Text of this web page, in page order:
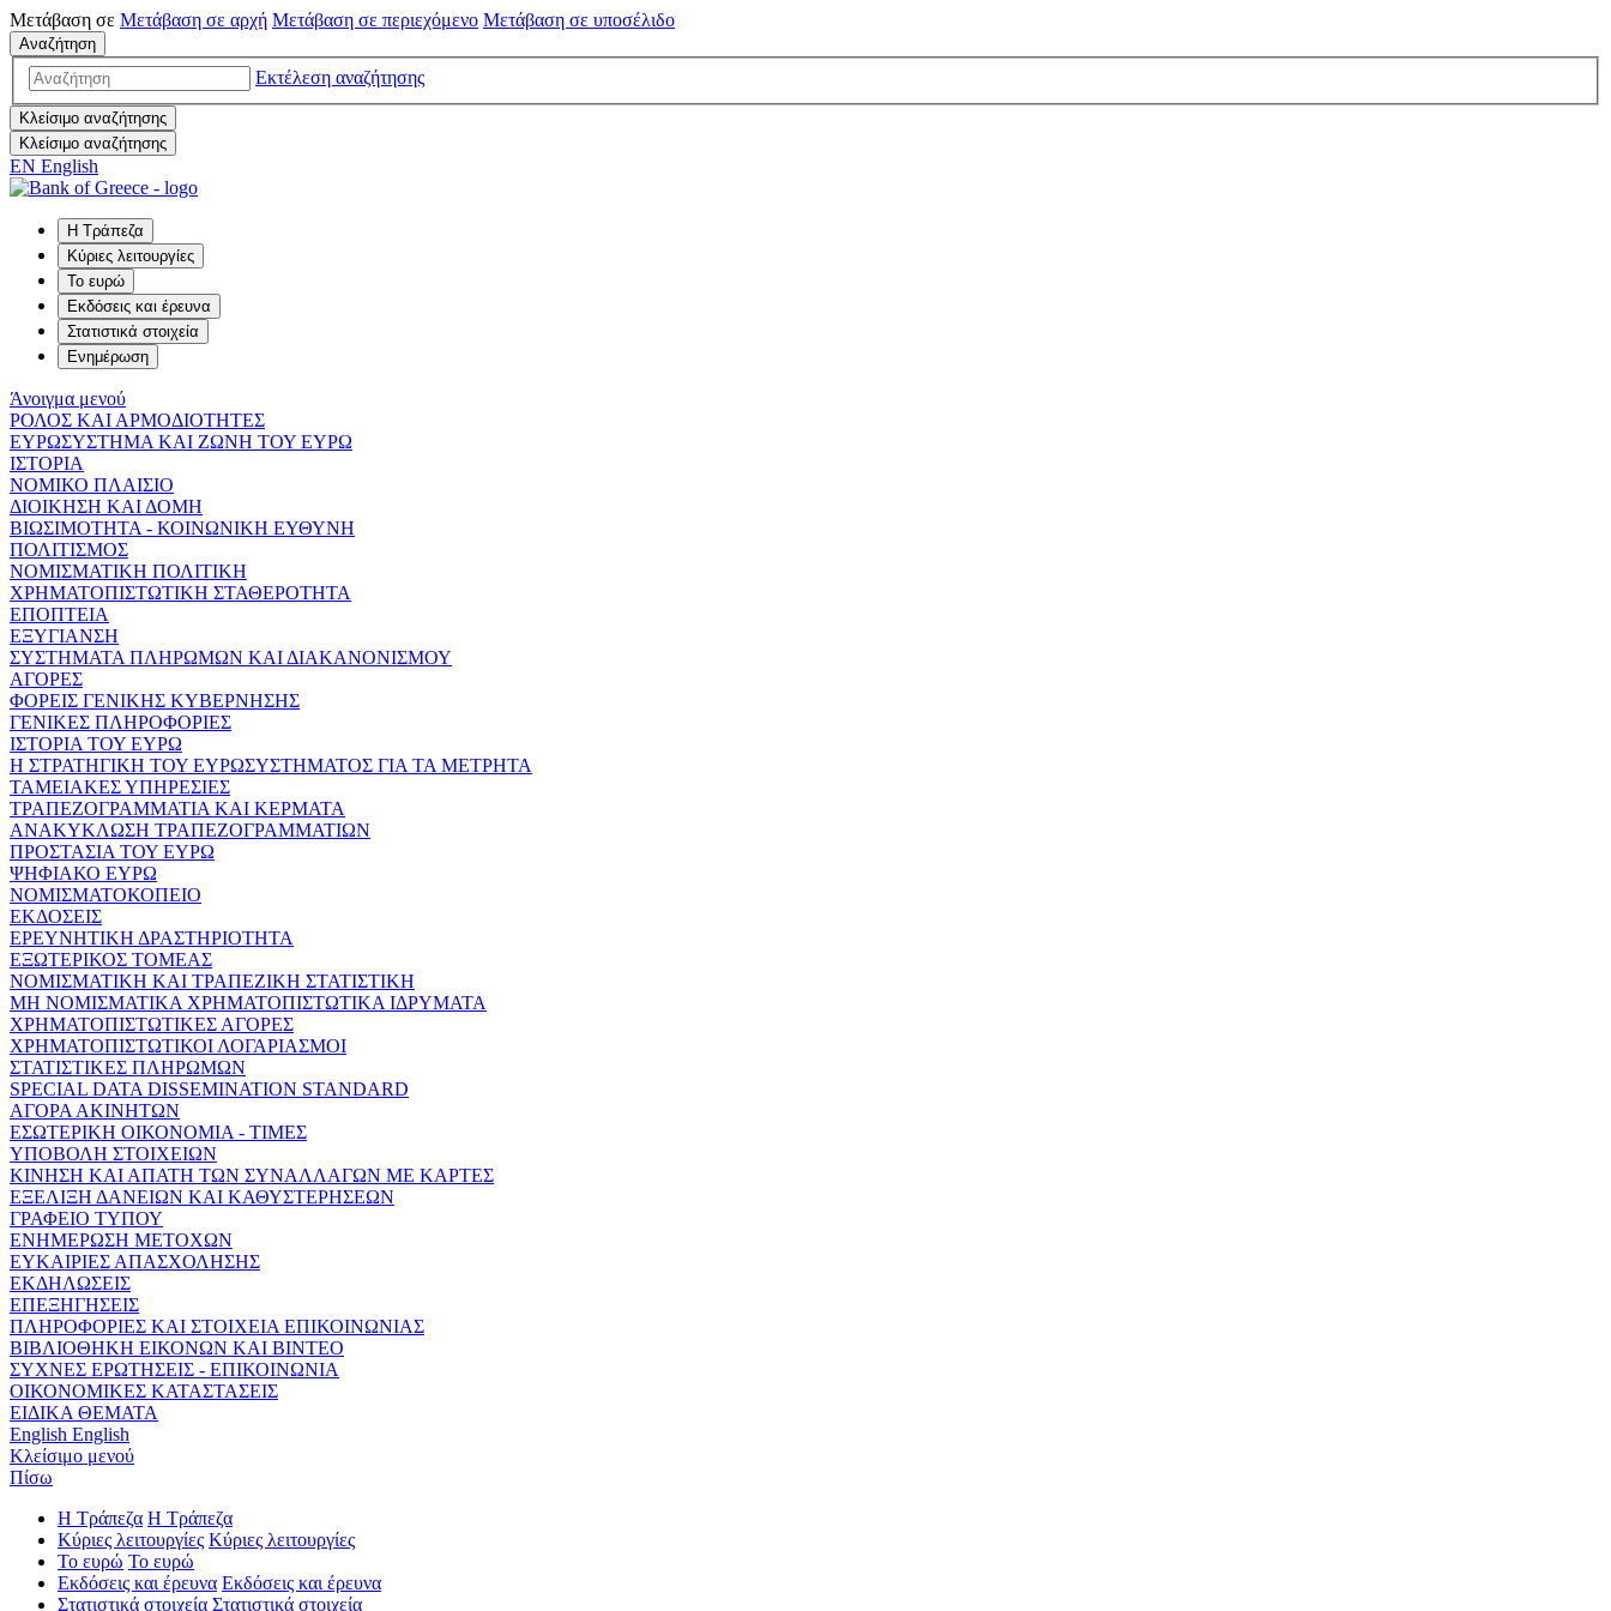
Μετάβαση σε Μετάβαση σε αρχή Μετάβαση σε περιεχόμενο Μετάβαση σε υποσέλιδο
Αναζήτηση
Εκτέλεση αναζήτησης
Κλείσιμο αναζήτησης
Κλείσιμο αναζήτησης
EN English
Η Τράπεζα
Κύριες λειτουργίες
Το ευρώ
Εκδόσεις και έρευνα
Στατιστικά στοιχεία
Ενημέρωση
Άνοιγμα μενού
ΡΟΛΟΣ ΚΑΙ ΑΡΜΟΔΙΟΤΗΤΕΣ
ΕΥΡΩΣΥΣΤΗΜΑ ΚΑΙ ΖΩΝΗ ΤΟΥ ΕΥΡΩ
ΙΣΤΟΡΙΑ
ΝΟΜΙΚΟ ΠΛΑΙΣΙΟ
ΔΙΟΙΚΗΣΗ ΚΑΙ ΔΟΜΗ
ΒΙΩΣΙΜΟΤΗΤΑ - ΚΟΙΝΩΝΙΚΗ ΕΥΘΥΝΗ
ΠΟΛΙΤΙΣΜΟΣ
ΝΟΜΙΣΜΑΤΙΚΗ ΠΟΛΙΤΙΚΗ
ΧΡΗΜΑΤΟΠΙΣΤΩΤΙΚΗ ΣΤΑΘΕΡΟΤΗΤΑ
ΕΠΟΠΤΕΙΑ
ΕΞΥΓΙΑΝΣΗ
ΣΥΣΤΗΜΑΤΑ ΠΛΗΡΩΜΩΝ ΚΑΙ ΔΙΑΚΑΝΟΝΙΣΜΟΥ
ΑΓΟΡΕΣ
ΦΟΡΕΙΣ ΓΕΝΙΚΗΣ ΚΥΒΕΡΝΗΣΗΣ
ΓΕΝΙΚΕΣ ΠΛΗΡΟΦΟΡΙΕΣ
ΙΣΤΟΡΙΑ ΤΟΥ ΕΥΡΩ
Η ΣΤΡΑΤΗΓΙΚΗ ΤΟΥ ΕΥΡΩΣΥΣΤΗΜΑΤΟΣ ΓΙΑ ΤΑ ΜΕΤΡΗΤΑ
ΤΑΜΕΙΑΚΕΣ ΥΠΗΡΕΣΙΕΣ
ΤΡΑΠΕΖΟΓΡΑΜΜΑΤΙΑ ΚΑΙ ΚΕΡΜΑΤΑ
ΑΝΑΚΥΚΛΩΣΗ ΤΡΑΠΕΖΟΓΡΑΜΜΑΤΙΩΝ
ΠΡΟΣΤΑΣΙΑ ΤΟΥ ΕΥΡΩ
ΨΗΦΙΑΚΟ ΕΥΡΩ
ΝΟΜΙΣΜΑΤΟΚΟΠΕΙΟ
ΕΚΔΟΣΕΙΣ
ΕΡΕΥΝΗΤΙΚΗ ΔΡΑΣΤΗΡΙΟΤΗΤΑ
ΕΞΩΤΕΡΙΚΟΣ ΤΟΜΕΑΣ
ΝΟΜΙΣΜΑΤΙΚΗ ΚΑΙ ΤΡΑΠΕΖΙΚΗ ΣΤΑΤΙΣΤΙΚΗ
ΜΗ ΝΟΜΙΣΜΑΤΙΚΑ ΧΡΗΜΑΤΟΠΙΣΤΩΤΙΚΑ ΙΔΡΥΜΑΤΑ
ΧΡΗΜΑΤΟΠΙΣΤΩΤΙΚΕΣ ΑΓΟΡΕΣ
ΧΡΗΜΑΤΟΠΙΣΤΩΤΙΚΟΙ ΛΟΓΑΡΙΑΣΜΟΙ
ΣΤΑΤΙΣΤΙΚΕΣ ΠΛΗΡΩΜΩΝ
SPECIAL DATA DISSEMINATION STANDARD
ΑΓΟΡΑ ΑΚΙΝΗΤΩΝ
ΕΣΩΤΕΡΙΚΗ ΟΙΚΟΝΟΜΙΑ - ΤΙΜΕΣ
ΥΠΟΒΟΛΗ ΣΤΟΙΧΕΙΩΝ
ΚΙΝΗΣΗ ΚΑΙ ΑΠΑΤΗ ΤΩΝ ΣΥΝΑΛΛΑΓΩΝ ΜΕ ΚΑΡΤΕΣ
ΕΞΕΛΙΞΗ ΔΑΝΕΙΩΝ ΚΑΙ ΚΑΘΥΣΤΕΡΗΣΕΩΝ
ΓΡΑΦΕΙΟ ΤΥΠΟΥ
ΕΝΗΜΕΡΩΣΗ ΜΕΤΟΧΩΝ
ΕΥΚΑΙΡΙΕΣ ΑΠΑΣΧΟΛΗΣΗΣ
ΕΚΔΗΛΩΣΕΙΣ
ΕΠΕΞΗΓΗΣΕΙΣ
ΠΛΗΡΟΦΟΡΙΕΣ ΚΑΙ ΣΤΟΙΧΕΙΑ ΕΠΙΚΟΙΝΩΝΙΑΣ
ΒΙΒΛΙΟΘΗΚΗ ΕΙΚΟΝΩΝ ΚΑΙ ΒΙΝΤΕΟ
ΣΥΧΝΕΣ ΕΡΩΤΗΣΕΙΣ - ΕΠΙΚΟΙΝΩΝΙΑ
ΟΙΚΟΝΟΜΙΚΕΣ ΚΑΤΑΣΤΑΣΕΙΣ
ΕΙΔΙΚΑ ΘΕΜΑΤΑ
English English
Κλείσιμο μενού
Πίσω
Η Τράπεζα Η Τράπεζα
Κύριες λειτουργίες Κύριες λειτουργίες
Το ευρώ Το ευρώ
Εκδόσεις και έρευνα Εκδόσεις και έρευνα
Στατιστικά στοιχεία Στατιστικά στοιχεία